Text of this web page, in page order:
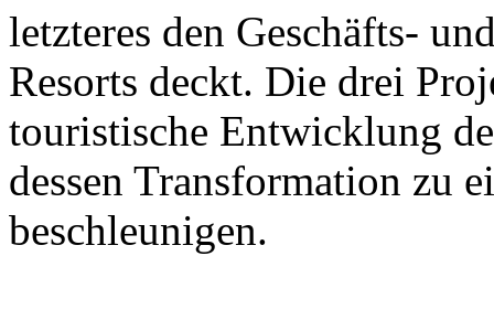
letzteres den Geschäfts-
Resorts deckt. Die drei
touristische Entwicklung
dessen Transformation zu
beschleunigen.